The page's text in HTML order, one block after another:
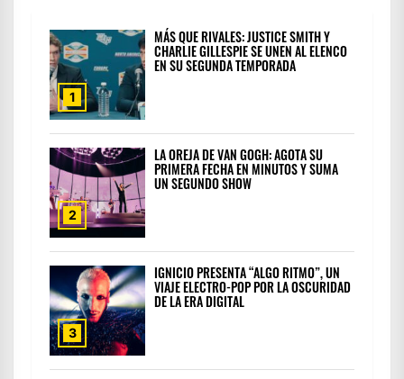
1
MÁS QUE RIVALES: JUSTICE SMITH Y
CHARLIE GILLESPIE SE UNEN AL ELENCO
EN SU SEGUNDA TEMPORADA
2
LA OREJA DE VAN GOGH: AGOTA SU
PRIMERA FECHA EN MINUTOS Y SUMA
UN SEGUNDO SHOW
3
IGNICIO PRESENTA “ALGO RITMO”, UN
VIAJE ELECTRO-POP POR LA OSCURIDAD
DE LA ERA DIGITAL